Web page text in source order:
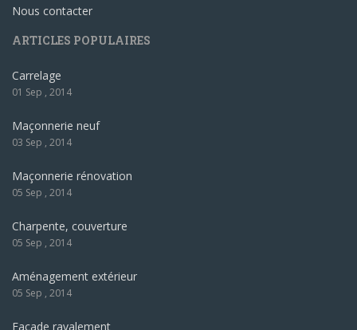
Nous contacter
ARTICLES POPULAIRES
Carrelage
01 Sep , 2014
Maçonnerie neuf
03 Sep , 2014
Maçonnerie rénovation
05 Sep , 2014
Charpente, couverture
05 Sep , 2014
Aménagement extérieur
05 Sep , 2014
Façade ravalement